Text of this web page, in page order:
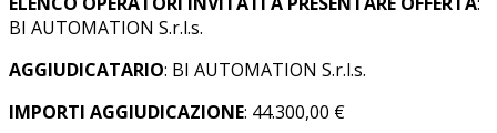
BI AUTOMATION S.r.l.s.
AGGIUDICATARIO: BI AUTOMATION S.r.l.s.
IMPORTI AGGIUDICAZIONE: 44.300,00 €